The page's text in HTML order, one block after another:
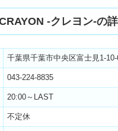
-クレヨン-の
千葉県千葉市中央区富士見1-
043-224-8835
20:00～LAST
不定休